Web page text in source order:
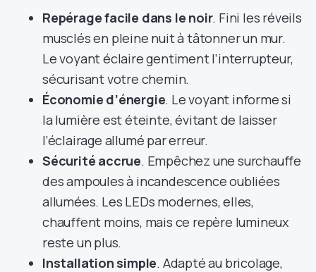
Repérage facile dans le noir. Fini les réveils
musclés en pleine nuit à tâtonner un mur.
Le voyant éclaire gentiment l’interrupteur,
sécurisant votre chemin.
Économie d’énergie. Le voyant informe si
la lumière est éteinte, évitant de laisser
l’éclairage allumé par erreur.
Sécurité accrue. Empêchez une surchauffe
des ampoules à incandescence oubliées
allumées. Les LEDs modernes, elles,
chauffent moins, mais ce repère lumineux
reste un plus.
Installation simple. Adapté au bricolage,